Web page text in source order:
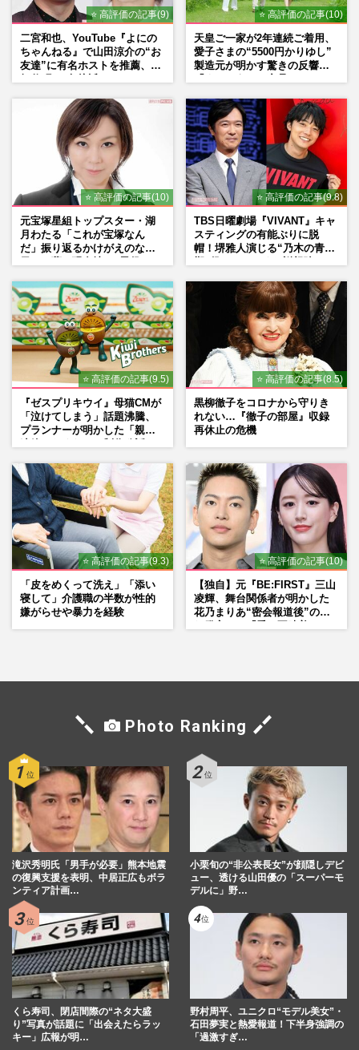
⭐ 高評価の記事(9)
二宮和也、YouTube『よにの
ちゃんねる』で山田涼介の“お
友達”に有名ホストを推薦、歌
⭐ 高評価の記事(10)
天皇ご一家が2年連続ご着用、
愛子さまの“5500円かりゆし”
製造元が明かす驚きの反響
⭐ 高評価の記事(10)
元宝塚星組トップスター・湖
月わたる「これが宝塚なん
だ」振り返るかけがえのない
⭐ 高評価の記事(9.8)
TBS日曜劇場『VIVANT』キャ
スティングの有能ぶりに脱
帽！堺雅人演じる“乃木の青年
マン長男・櫻井海音だった
⭐ 高評価の記事(9.5)
『ゼスプリキウイ』母猫CMが
「泣けてしまう」話題沸騰、
プランナーが明かした「親に
⭐ 高評価の記事(8.5)
黒柳徹子をコロナから守りき
れない…『徹子の部屋』収録
再休止の危機
⭐ 高評価の記事(9.3)
「皮をめくって洗え」「添い
寝して」介護職の半数が性的
嫌がらせや暴力を経験
⭐ 高評価の記事(10)
【独自】元『BE:FIRST』三山
凌輝、舞台関係者が明かした
花乃まりあ“密会報道後”の呆
Photo Ranking
滝沢秀明氏「男手が必要」熊本地震
の復興支援を表明、中居正広もボラ
ンティア計画…
小栗旬の“非公表長女”が顔隠しデビ
ュー、透ける山田優の「スーパーモ
デルに」野…
くら寿司、閉店間際の“ネタ大盛
り”写真が話題に「出会えたらラッ
キー」広報が明…
野村周平、ユニクロ“モデル美女”・
石田夢実と熱愛報道！下半身強調の
「過激すぎ…